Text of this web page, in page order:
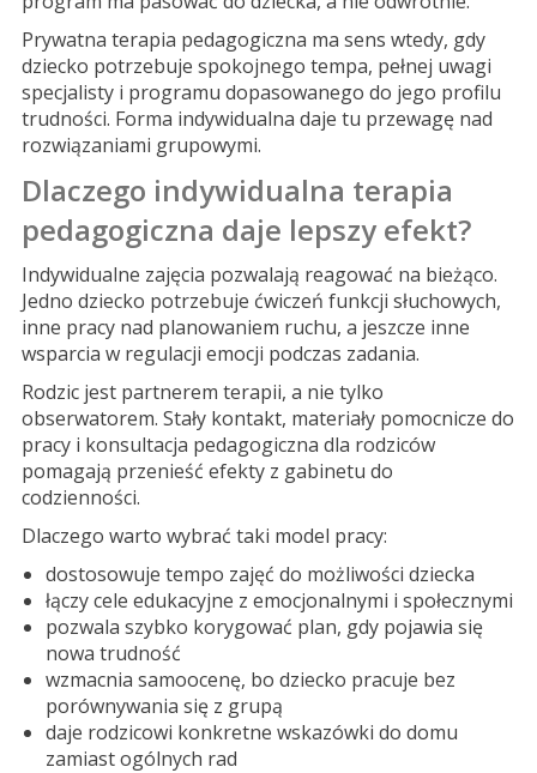
Prywatna terapia pedagogiczna ma sens wtedy, gdy
dziecko potrzebuje spokojnego tempa, pełnej uwagi
specjalisty i programu dopasowanego do jego profilu
trudności. Forma indywidualna daje tu przewagę nad
rozwiązaniami grupowymi.
Dlaczego indywidualna terapia
pedagogiczna daje lepszy efekt?
Indywidualne zajęcia pozwalają reagować na bieżąco.
Jedno dziecko potrzebuje ćwiczeń funkcji słuchowych,
inne pracy nad planowaniem ruchu, a jeszcze inne
wsparcia w regulacji emocji podczas zadania.
Rodzic jest partnerem terapii, a nie tylko
obserwatorem. Stały kontakt, materiały pomocnicze do
pracy i konsultacja pedagogiczna dla rodziców
pomagają przenieść efekty z gabinetu do
codzienności.
Dlaczego warto wybrać taki model pracy:
dostosowuje tempo zajęć do możliwości dziecka
łączy cele edukacyjne z emocjonalnymi i społecznymi
pozwala szybko korygować plan, gdy pojawia się
nowa trudność
wzmacnia samoocenę, bo dziecko pracuje bez
porównywania się z grupą
daje rodzicowi konkretne wskazówki do domu
zamiast ogólnych rad